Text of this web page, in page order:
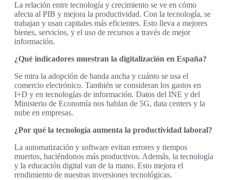
La relación entre tecnología y crecimiento se ve en cómo
afecta al PIB y mejora la productividad. Con la tecnología, se
trabajan y usan capitales más eficientes. Esto lleva a mejores
bienes, servicios, y el uso de recursos a través de mejor
información.
¿Qué indicadores muestran la digitalización en España?
Se mira la adopción de banda ancha y cuánto se usa el
comercio electrónico. También se consideran los gastos en
I+D y en tecnologías de información. Datos del INE y del
Ministerio de Economía nos hablan de 5G, data centers y la
nube en empresas.
¿Por qué la tecnología aumenta la productividad laboral?
La automatización y software evitan errores y tiempos
muertos, haciéndonos más productivos. Además, la tecnología
y la educación digital van de la mano. Esto mejora el
rendimiento de nuestras inversiones tecnológicas.